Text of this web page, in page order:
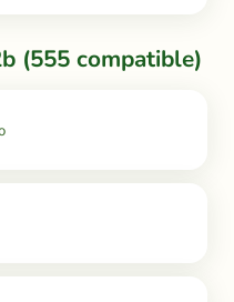
(555 compatible)